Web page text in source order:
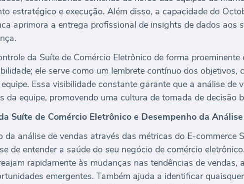
estratégico e execução. Além disso, a capacidade do
aprimora a entrega profissional de insights de dados aos
da Suíte de Comércio Eletrônico de forma
ele serve como um lembrete contínuo dos objetivos,
Essa visibilidade constante garante que a análise de
da equipe, promovendo uma cultura de tomada de decisão
Suíte de Comércio Eletrônico e Desempenho da
da análise de vendas através das métricas do E-commerce
de entender a saúde do seu negócio de comércio
rapidamente às mudanças nas tendências de vendas,
emergentes. Também ajuda a identificar